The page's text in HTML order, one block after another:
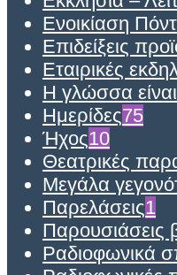
Ενοικίαση
Επιδείξεις
Εταιρικές
Η γλώσσα
Ημερίδες75
Ήχος10
Θεατρικές
Μεγάλα
Παρελάσεις1
Παρουσιάσεις
Ραδιοφωνικά